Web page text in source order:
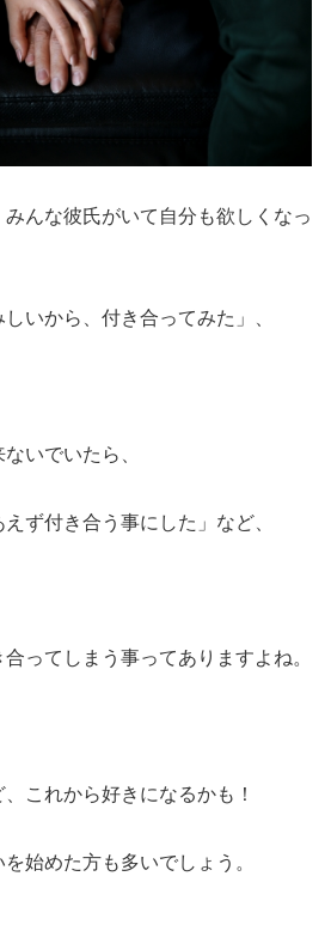
みんな彼氏がいて自分も欲しくなっ
しいから、付き合ってみた」、
いでいたら、
ず付き合う事にした」など、
ってしまう事ってありますよね。
これから好きになるかも！
始めた方も多いでしょう。